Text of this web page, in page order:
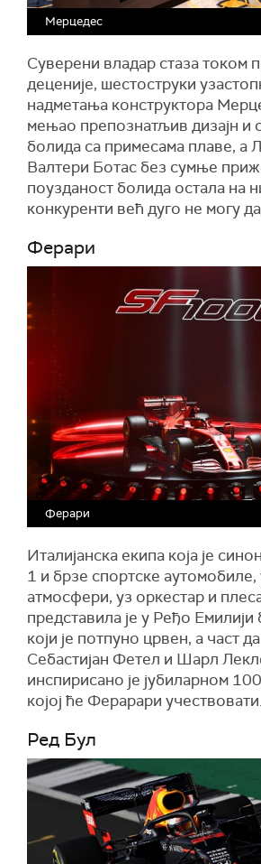
Мерцедес
Суверени владар стаза током
деценије, шестоструки
надметања конструктора
мењао препознатљив дизајн и
болида са примесама плаве, а
Валтери Ботас без сумње
поузданост болида остала на
конкуренти већ дуго не могу
Ферари
Ферари
Италијанска екипа која је
1 и брзе спортске аутомобиле,
атмосфери, уз оркестар и
представила је у Ређо
који је потпуно црвен, а част
Себастијан Фетел и Шарл
инспирисано је јубиларном
којој ће Ферарари учествовати.
Ред Бул